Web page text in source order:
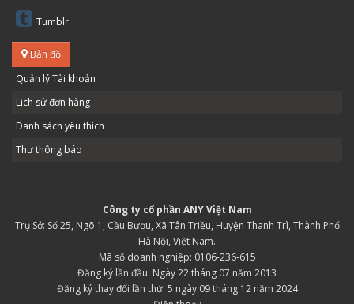
Tumblr
Bản đồ
Quản lý Tài khoản
Lịch sử đơn hàng
Danh sách yêu thích
Thư thông báo
Công ty cổ phần ANY Việt Nam
Trụ Sở: Số 25, Ngõ 1, Cầu Bươu, Xã Tân Triều, Huyện Thanh Trì, Thành Phố
Hà Nội, Việt Nam.
Mã số doanh nghiệp: 0106-236-615
Đăng ký lần đầu: Ngày 22 tháng 07 năm 2013
Đăng ký thay đổi lần thứ: 5 ngày 09 tháng 12 năm 2024